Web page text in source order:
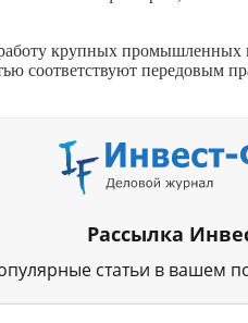
крупных промышленных
соответствуют передовым
Рассылка
статьи в вашем